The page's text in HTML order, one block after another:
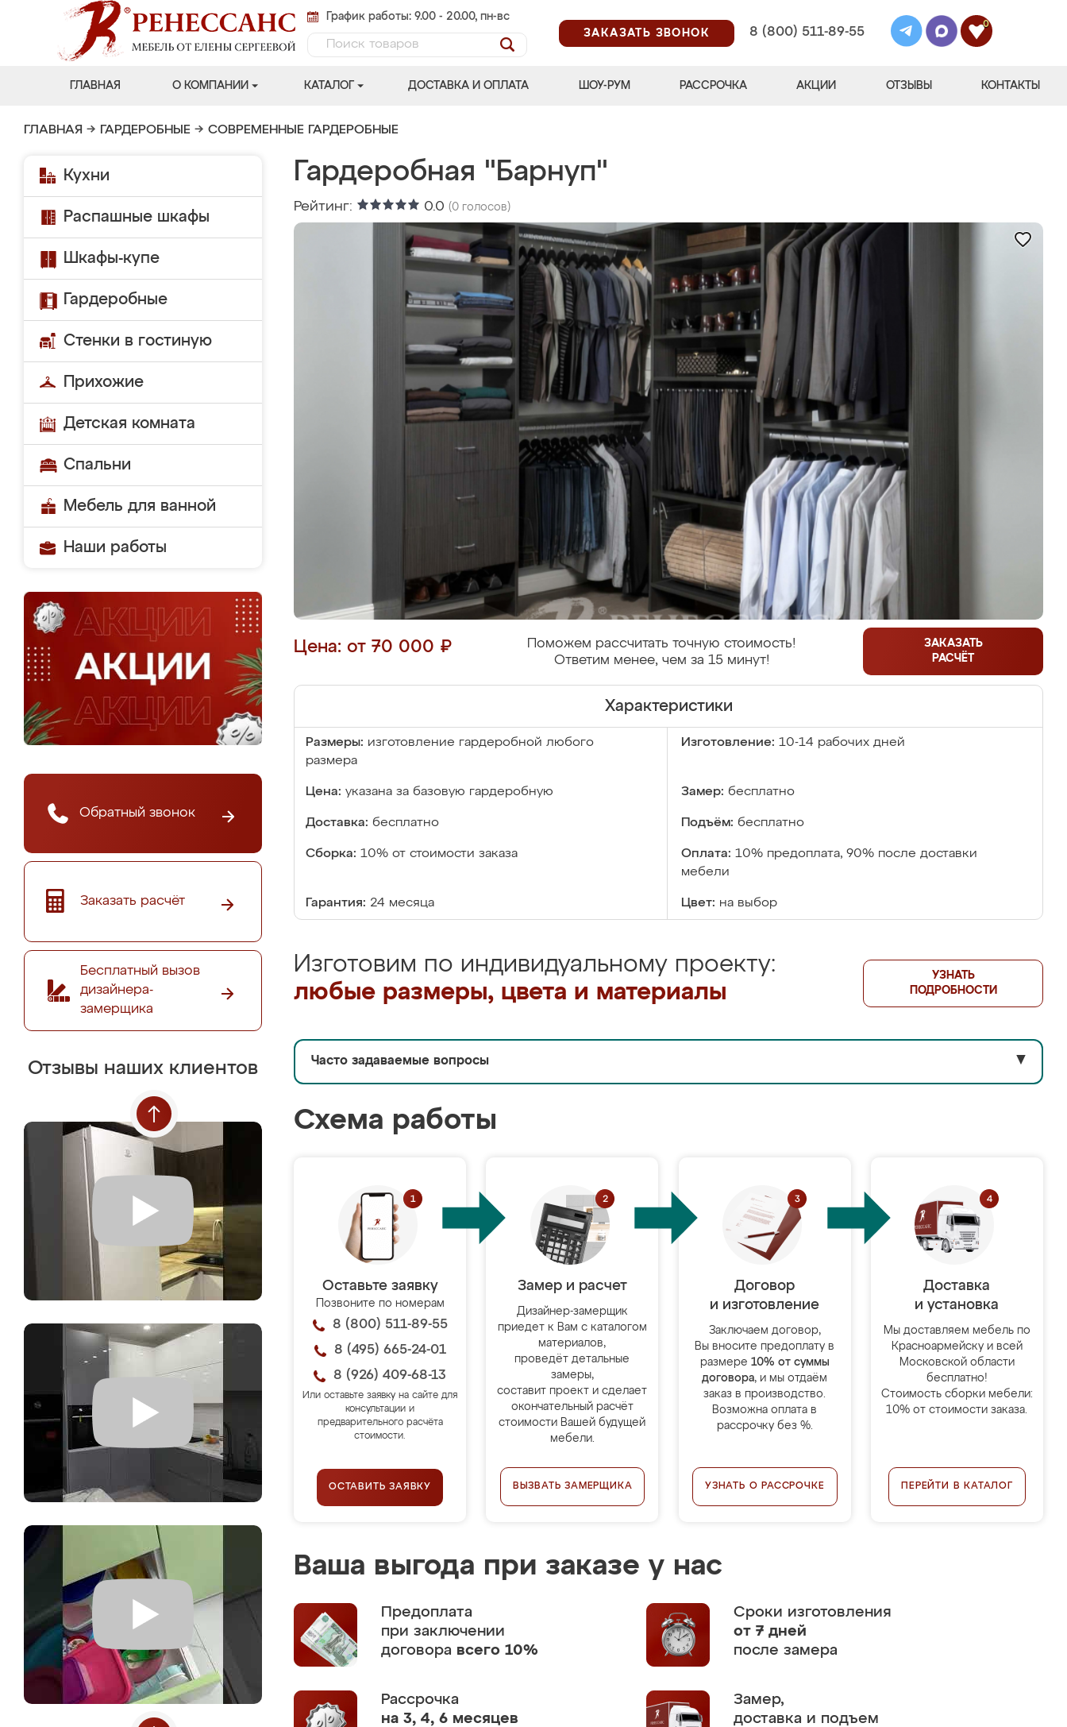
График работы: 9.00 - 20.00, пн-вс
ЗАКАЗАТЬ ЗВОНОК
8 (800) 511-89-55
0
ГЛАВНАЯ О КОМПАНИИ КАТАЛОГ ДОСТАВКА И ОПЛАТА ШОУ-РУМ РАССРОЧКА АКЦИИ ОТЗЫВЫ КОНТАКТЫ
ГЛАВНАЯ → ГАРДЕРОБНЫЕ → СОВРЕМЕННЫЕ ГАРДЕРОБНЫЕ
Кухни
Распашные шкафы
Шкафы-купе
Гардеробные
Стенки в гостиную
Прихожие
Детская комната
Спальни
Мебель для ванной
Наши работы
Обратный звонок
Заказать расчёт
Бесплатный вызов
дизайнера-
замерщика
Отзывы наших клиентов
Гардеробная "Барнуп"
Рейтинг: 0.0 (0 голосов)
Цена: от 70 000 ₽
Поможем рассчитать точную стоимость!
Ответим менее, чем за 15 минут!
ЗАКАЗАТЬ
РАСЧЁТ
Характеристики
Размеры: изготовление гардеробной любого
размера
Изготовление: 10-14 рабочих дней
Цена: указана за базовую гардеробную Замер: бесплатно
Доставка: бесплатно Подъём: бесплатно
Сборка: 10% от стоимости заказа Оплата: 10% предоплата, 90% после доставки
мебели
Гарантия: 24 месяца Цвет: на выбор
Изготовим по индивидуальному проекту:
любые размеры, цвета и материалы
УЗНАТЬ
ПОДРОБНОСТИ
Часто задаваемые вопросы ▼
Схема работы
Оставьте заявку
Позвоните по номерам
8 (800) 511-89-55
8 (495) 665-24-01
8 (926) 409-68-13
Или оставьте заявку на сайте для
консультации и
предварительного расчёта
стоимости.
ОСТАВИТЬ ЗАЯВКУ
Замер и расчет
Дизайнер-замерщик
приедет к Вам с каталогом
материалов,
проведёт детальные
замеры,
составит проект и сделает
окончательный расчёт
стоимости Вашей будущей
мебели.
ВЫЗВАТЬ ЗАМЕРЩИКА
Договор
и изготовление
Заключаем договор,
Вы вносите предоплату в
размере 10% от суммы
договора, и мы отдаём
заказ в производство.
Возможна оплата в
рассрочку без %.
УЗНАТЬ О РАССРОЧКЕ
Доставка
и установка
Мы доставляем мебель по
Красноармейску и всей
Московской области
бесплатно!
Стоимость сборки мебели:
10% от стоимости заказа.
ПЕРЕЙТИ В КАТАЛОГ
Ваша выгода при заказе у нас
Предоплата
при заключении
договора всего 10%
Сроки изготовления
от 7 дней
после замера
Рассрочка
на 3, 4, 6 месяцев
Замер,
доставка и подъем